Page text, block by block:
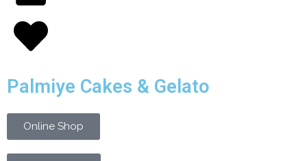
Palmiye Cakes & Gelato
Online Shop